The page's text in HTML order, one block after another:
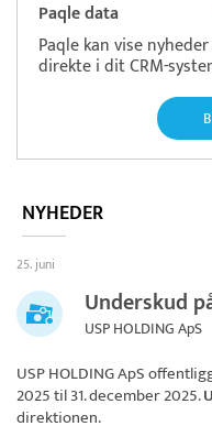
Paqle data
Paqle kan vise
direkte i dit CRM-
NYHEDER
25. juni
Underskud
USP HOLDING ApS
USP HOLDING ApS
2025 til 31. december 2025.
direktionen.